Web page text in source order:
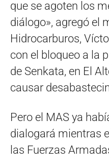
que se agoten los
diálogo», agregó el
Hidrocarburos,
con el bloqueo a la
de Senkata, en El
causar
Pero el MAS ya
dialogará mientras
las Fuerzas